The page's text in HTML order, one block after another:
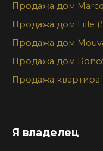
Продажа дом
Продажа дом Lille
Продажа дом
Продажа дом
Продажа квартира
Я владелец